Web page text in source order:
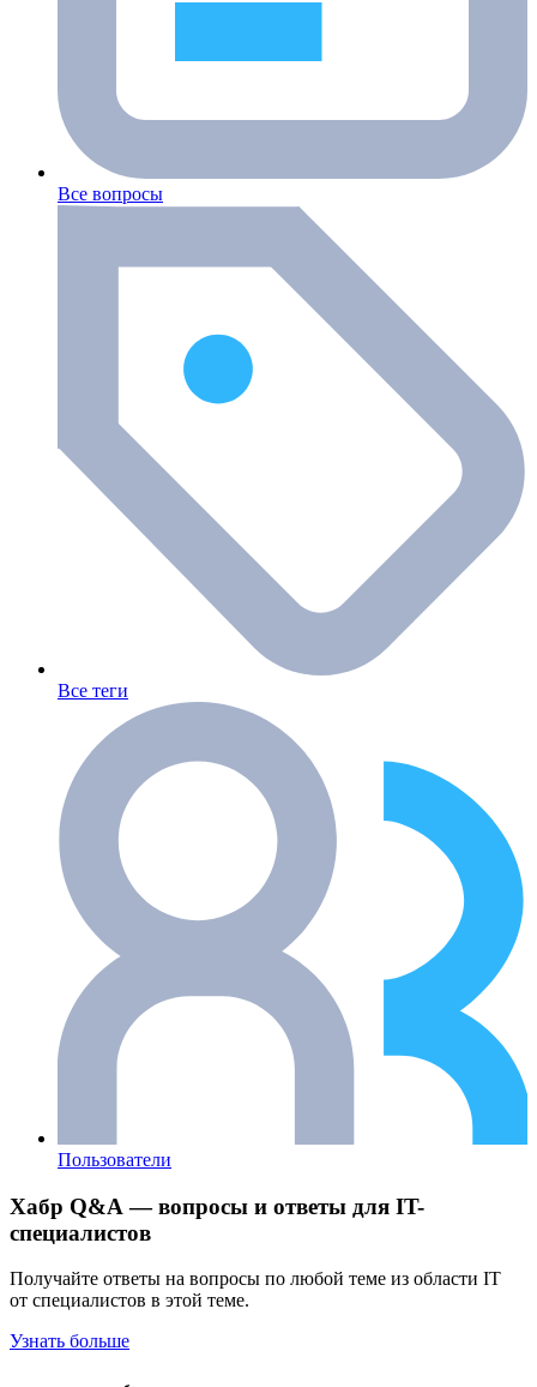
Все вопросы
Все теги
Пользователи
Хабр Q&A — вопросы и ответы для IT-
специалистов
Получайте ответы на вопросы по любой теме из области IT
от специалистов в этой теме.
Узнать больше